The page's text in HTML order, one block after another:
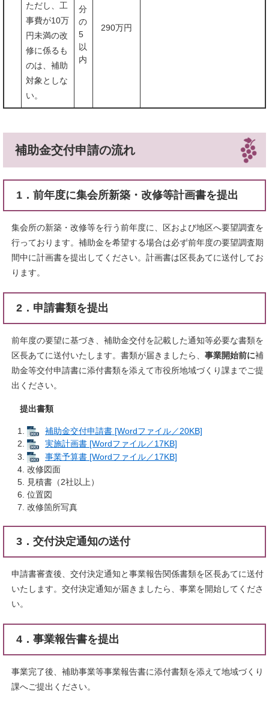
ただし、工
事費が10万
円未満の改
修に係るも
のは、補助
対象としな
い。
分
の
5
以
内
290万円
​補助金交付申請の流れ
1．前年度に集会所新築・改修等計画書を提出
集会所の新築・改修等を行う前年度に、区および地区へ要望調査を
行っております。補助金を希望する場合は必ず前年度の要望調査期
間中に計画書を提出してください。計画書は区長あてに送付してお
ります。
2．申請書類を提出
前年度の要望に基づき、補助金交付を記載した通知等必要な書類を
区長あてに送付いたします。書類が届きましたら、 事業開始前に補
助金等交付申請書に添付書類を添えて市役所地域づくり課までご提
出ください。
提出書類
補助金交付申請書 [Wordファイル／20KB]
実施計画書 [Wordファイル／17KB]
事業予算書 [Wordファイル／17KB]
改修図面
見積書（2社以上）
位置図
改修箇所写真
3．交付決定通知の送付
申請書審査後、交付決定通知と事業報告関係書類を区長あてに送付
いたします。交付決定通知が届きましたら、事業を開始してくださ
い。
4．事業報告書を提出
事業完了後、補助事業等事業報告書に添付書類を添えて地域づくり
課へご提出ください。​